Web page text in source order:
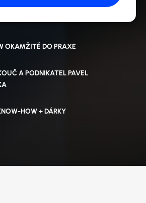
OKAMŽITĚ DO PRAXE
A PODNIKATEL PAVEL
HOW + DÁRKY